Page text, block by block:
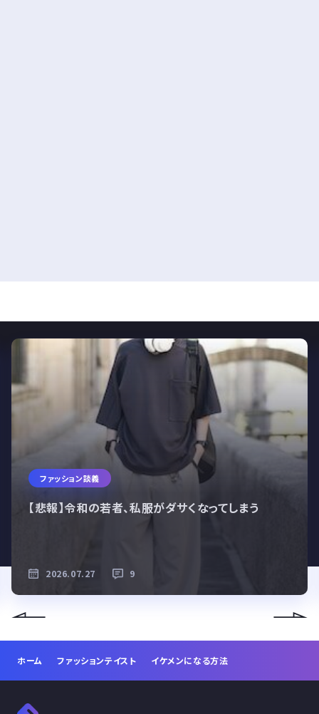
ファッション談義
【悲報】令和の若者、私服がダサくなってしまう
2026.07.27 9
ホーム ファッションテイスト イケメンになる方法